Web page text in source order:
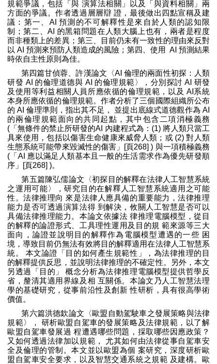
規範爭議，包括「與 演算法相關」以及「與資料相關」兩
方面的爭議。作者透過層層辯 證，最後做出四點宣稱及建
議：第一、AI 預測的不可解釋性是來自於人類的認知限
制；第二、AI 的黑箱問題在人類大腦上也有，兩者是程度
而非種類上的差異；第三、目前仍未有一致性的理由來反對
以 AI 預測來預防人類造成的風險；第四、使用 AI 預測結果
時依自主性原則為佳。
第四篇甘偵蓉、許漢論文〈AI 倫理的兩面性初探：人類
研發 AI 的倫理道德與 AI 的倫理規範〉，分別探討 AI 研發
及使用等利益相關人員所應依循的倫理規範，以及 AI系統
本身所應依循的倫理規範。作者分析了三個國際組織所公布
的 AI 倫理準則，指出其不足， 並提出底線式道德觀作為 AI
的兩倫理規範面向的共同起點，其中包含二項消極義務
(「無條件的禁止所研發的AI 內建程式為：(1) 將人類只當工
具來使用，包括以傷害生命健康來威脅人類；或 (2) 對人類
生態系統可能帶來毀滅性的傷害」[頁268] ) 與一項積極義務
(「AI 應以滿足人類基本且一般的生活需求作為優先研發順
序」[頁268] )。
第五篇陳弘儒論文〈初探目的解釋在法律人工智慧系統
之運用可能〉，研究目的在解釋人工智慧系統適用之可能
性。法律推理向 來是法律人應具備的重要能力，法律推理
能力是否可透過演算法得 到解決，攸關人工智慧是否可以
具備法律推理能力。本論文依據法 律推理電腦模型，從目
的解釋的論證形式、工具理性運用及目的規 範來源等三大
面向，論證並說明目的解釋作為電腦模型遭遇的一些 困
境，導致目前仍無法有效將目的解釋適用在法律人工智慧系
統。 本文論證「目的如何產生規範性」，為法律推理的目
的解釋提供反思，並說明法律推理的不確定性。另外，本文
另透過「目的」 概念分析為法律推理電腦模型提供哲學反
省，釐清其適用界線及相 互關係。本論文乃人工智慧法理
學的基礎研究，從事前沿性及創新 性研析，具有很高學術
價值。
第六篇洪德欽論文〈歐盟自動駕駛車之發展策略與法律
規範〉， 研析歐盟自駕車的發展策略及法律規範，以了解
歐盟自駕車發展過 程遭遇哪些問題，採取哪些因應政策？
又如何透過法律加以規範， 尤其如何由法律從事自駕車安
全及倫理的管制。本文並以歐盟為個 案研究，深度研析歐
盟自駕車安全要求，以及智慧交通系統之規範 及建構。歐